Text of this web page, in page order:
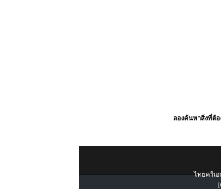
ลองค้นหาสิ่งที่ต้อ
ไทยครีเอ
[